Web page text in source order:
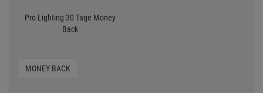
Pro Lighting 30 Tage Money
Back
MONEY BACK